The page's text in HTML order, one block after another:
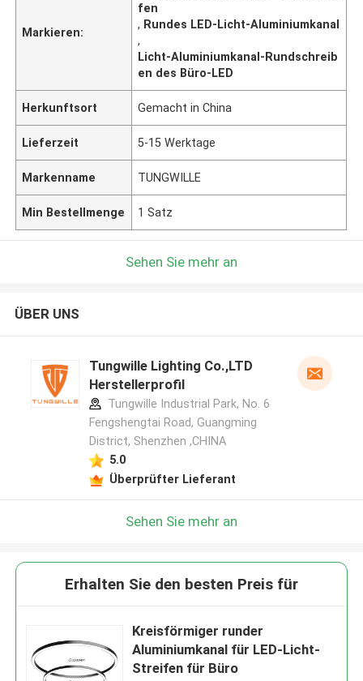
Markieren:
fen
, Rundes LED-Licht-Aluminiumkanal
,
Licht-Aluminiumkanal-Rundschreib
en des Büro-LED
Herkunftsort Gemacht in China
Lieferzeit 5-15 Werktage
Markenname TUNGWILLE
Min Bestellmenge 1 Satz
Sehen Sie mehr an
ÜBER UNS
Tungwille Lighting Co.,LTD
Herstellerprofil
Tungwille Industrial Park, No. 6
Fengshengtai Road, Guangming
District, Shenzhen ,CHINA
5.0
Überprüfter Lieferant
Sehen Sie mehr an
Erhalten Sie den besten Preis für
Kreisförmiger runder
Aluminiumkanal für LED-Licht-
Streifen für Büro